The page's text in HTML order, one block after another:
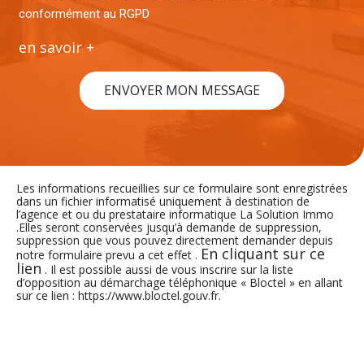
conformément au RGPD
en savoir +
ENVOYER MON MESSAGE
Les informations recueillies sur ce formulaire sont enregistrées
dans un fichier informatisé uniquement à destination de
l’agence et ou du prestataire informatique La Solution Immo
.Elles seront conservées jusqu’à demande de suppression,
suppression que vous pouvez directement demander depuis
notre formulaire prevu a cet effet . En cliquant sur ce
lien . Il est possible aussi de vous inscrire sur la liste
d’opposition au démarchage téléphonique « Bloctel » en allant
sur ce lien : https://www.bloctel.gouv.fr.